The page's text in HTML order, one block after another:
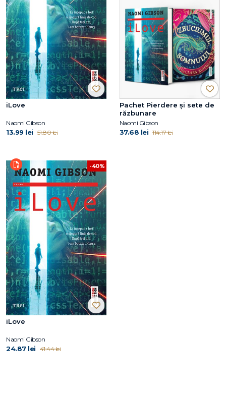
iLove
Naomi Gibson
13.99 lei 51.80 lei
Pachet Pierdere și sete de
răzbunare
Naomi Gibson
37.68 lei 114.17 lei
-40%
iLove
Naomi Gibson
24.87 lei 41.44 lei